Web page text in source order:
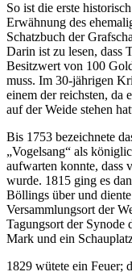
So ist die erste
Erwähnung des
Schatzbuch der
Darin ist zu lesen, dass
Besitzwert von 100
muss. Im 30-jährigen
einem der reichsten, da
auf der Weide stehen
Bis 1753 bezeichnete
„Vogelsang“ als
aufwarten konnte, dass
wurde. 1815 ging es
Böllings über und
Versammlungsort der
Tagungsort der Synode
Mark und ein
1829 wütete ein Feuer;